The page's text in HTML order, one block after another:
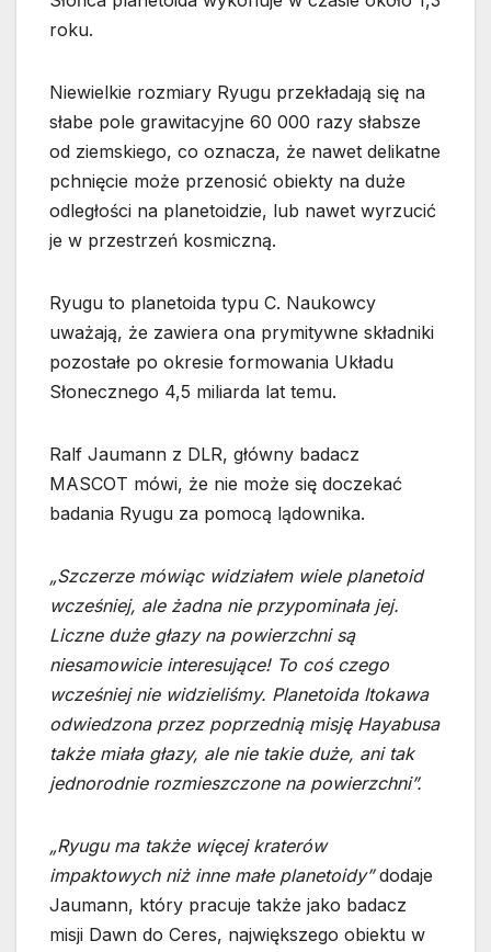
roku.
Niewielkie rozmiary Ryugu przekładają się na
słabe pole grawitacyjne 60 000 razy słabsze
od ziemskiego, co oznacza, że nawet delikatne
pchnięcie może przenosić obiekty na duże
odległości na planetoidzie, lub nawet wyrzucić
je w przestrzeń kosmiczną.
Ryugu to planetoida typu C. Naukowcy
uważają, że zawiera ona prymitywne składniki
pozostałe po okresie formowania Układu
Słonecznego 4,5 miliarda lat temu.
Ralf Jaumann z DLR, główny badacz
MASCOT mówi, że nie może się doczekać
badania Ryugu za pomocą lądownika.
„Szczerze mówiąc widziałem wiele planetoid
wcześniej, ale żadna nie przypominała jej.
Liczne duże głazy na powierzchni są
niesamowicie interesujące! To coś czego
wcześniej nie widzieliśmy. Planetoida Itokawa
odwiedzona przez poprzednią misję Hayabusa
także miała głazy, ale nie takie duże, ani tak
jednorodnie rozmieszczone na powierzchni”.
„Ryugu ma także więcej kraterów
impaktowych niż inne małe planetoidy”dodaje
Jaumann, który pracuje także jako badacz
misji Dawn do Ceres, największego obiektu w